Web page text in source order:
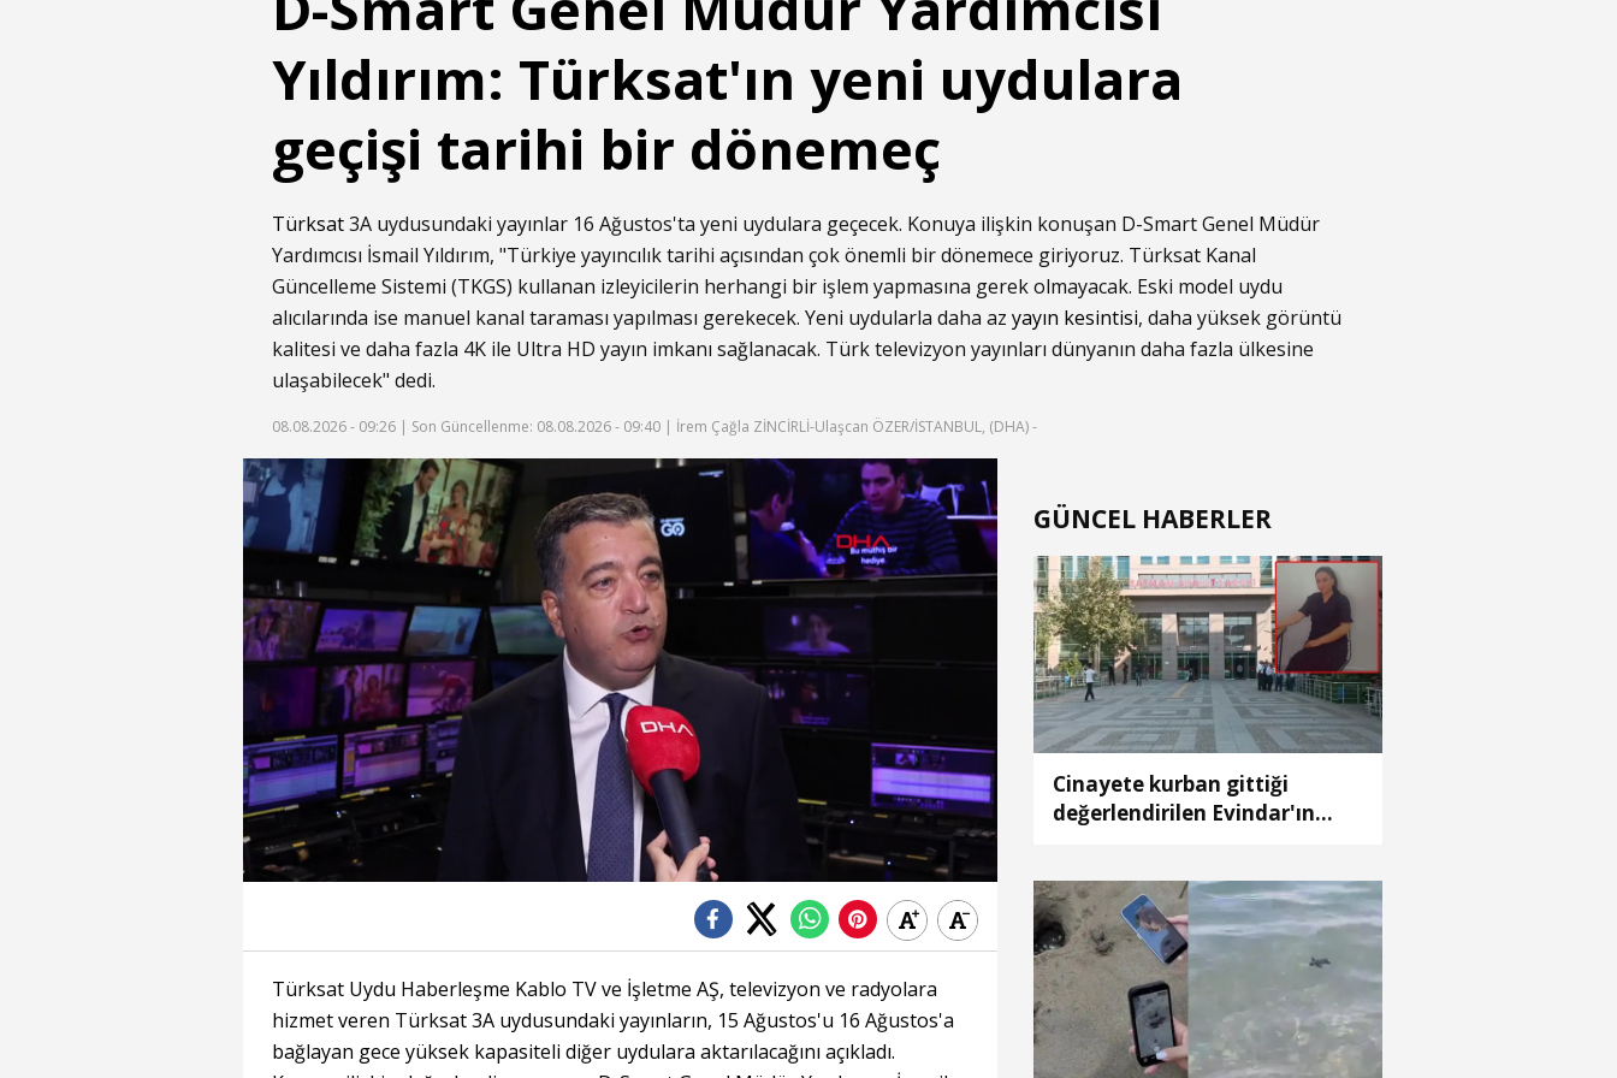
Yıldırım: Türksat'ın yeni uydulara
geçişi tarihi bir dönemeç
Türksat3A uydusundaki yayınlar 16 Ağustos'ta yeni uydulara geçecek. Konuya ilişkin konuşan D-Smart Genel Müdür
Yardımcısı İsmail Yıldırım, "Türkiye yayıncılık tarihi açısından çok önemli bir dönemece giriyoruz. Türksat Kanal
Güncelleme Sistemi (TKGS) kullanan izleyicilerin herhangi bir işlem yapmasına gerek olmayacak. Eski model uydu
alıcılarında ise manuel kanal taraması yapılması gerekecek. Yeni uydularla daha az yayın kesintisi, daha yüksek görüntü
kalitesi ve daha fazla 4K ile Ultra HD yayın imkanı sağlanacak. Türk televizyon yayınları dünyanın daha fazla ülkesine
ulaşabilecek" dedi.
08.08.2026 - 09:26 | Son Güncellenme: 08.08.2026 - 09:40 | İrem Çağla ZİNCİRLİ-Ulaşcan ÖZER/İSTANBUL, (DHA) -
Toplam
0%
0%
t
Türksat Uydu Haberleşme Kablo TV ve İşletme AŞ, televizyon ve radyolara
hizmet veren Türksat 3A uydusundaki yayınların, 15 Ağustos'u 16 Ağustos'a
bağlayan gece yüksek kapasiteli diğer uydulara aktarılacağını açıkladı.
GÜNCEL HABERLER
Cinayete kurban gittiği
değerlendirilen Evindar'ın